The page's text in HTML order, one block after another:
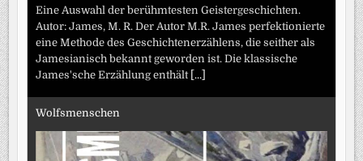
Eine Auswahl der berühmtesten Geistergeschichten.
Autor: James, M. R. Der Autor M.R. James perfektionierte
eine Methode des Geschichtenerzählens, die seither als
Jamesianisch bekannt geworden ist. Die klassische
James'sche Erzählung enthält [...]
Wolfsmenschen